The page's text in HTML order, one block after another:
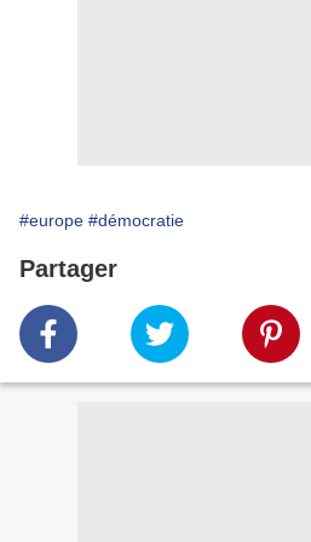
#europe #démocratie
Partager